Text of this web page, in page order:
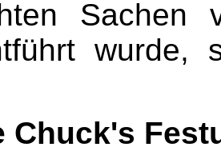
Sachen
wurde,
Chuck's